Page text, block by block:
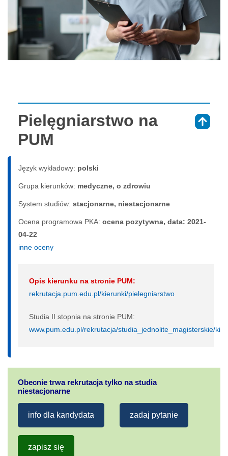
Pielęgniarstwo na
PUM
Język wykładowy: polski
Grupa kierunków: medyczne, o zdrowiu
System studiów: sta­cjo­nar­ne, nie­sta­cjo­nar­ne
Ocena programowa PKA: ocena pozytywna, data: 2021-
04-22
inne oceny
Opis kierunku na stronie PUM:
rekrutacja.pum.edu.pl/kierunki/pielegniarstwo
Studia II stopnia na stronie PUM:
www.pum.edu.pl/rekrutacja/studia_jednolite_magisterskie/
Obecnie trwa rekrutacja tylko na studia
niestacjonarne
info dla kandydata zadaj pytanie
zapisz się